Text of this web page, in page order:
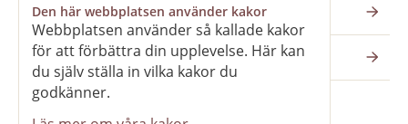
Den här webbplatsen använder kakor
Webbplatsen använder så kallade kakor
för att förbättra din upplevelse. Här kan
du själv ställa in vilka kakor du
godkänner.
Nyhetsbrev
Pressrum